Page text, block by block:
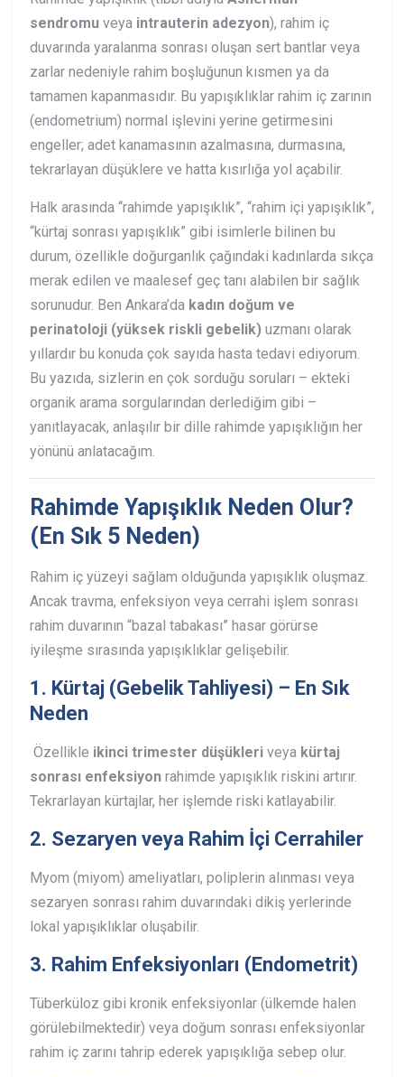
sendromu veya intrauterin adezyon), rahim iç
duvarında yaralanma sonrası oluşan sert bantlar veya
zarlar nedeniyle rahim boşluğunun kısmen ya da
tamamen kapanmasıdır. Bu yapışıklıklar rahim iç zarının
(endometrium) normal işlevini yerine getirmesini
engeller; adet kanamasının azalmasına, durmasına,
tekrarlayan düşüklere ve hatta kısırlığa yol açabilir.
Halk arasında “rahimde yapışıklık”, “rahim içi yapışıklık”,
“kürtaj sonrası yapışıklık” gibi isimlerle bilinen bu
durum, özellikle doğurganlık çağındaki kadınlarda sıkça
merak edilen ve maalesef geç tanı alabilen bir sağlık
sorunudur. Ben Ankara’da kadın doğum ve
perinatoloji (yüksek riskli gebelik) uzmanı olarak
yıllardır bu konuda çok sayıda hasta tedavi ediyorum.
Bu yazıda, sizlerin en çok sorduğu soruları – ekteki
organik arama sorgularından derlediğim gibi –
yanıtlayacak, anlaşılır bir dille rahimde yapışıklığın her
yönünü anlatacağım.
Rahimde Yapışıklık Neden Olur?
(En Sık 5 Neden)
Rahim iç yüzeyi sağlam olduğunda yapışıklık oluşmaz.
Ancak travma, enfeksiyon veya cerrahi işlem sonrası
rahim duvarının “bazal tabakası” hasar görürse
iyileşme sırasında yapışıklıklar gelişebilir.
1. Kürtaj (Gebelik Tahliyesi) – En Sık
Neden
Özellikle ikinci trimester düşükleri veya kürtaj
sonrası enfeksiyon rahimde yapışıklık riskini artırır.
Tekrarlayan kürtajlar, her işlemde riski katlayabilir.
2. Sezaryen veya Rahim İçi Cerrahiler
Myom (miyom) ameliyatları, poliplerin alınması veya
sezaryen sonrası rahim duvarındaki dikiş yerlerinde
lokal yapışıklıklar oluşabilir.
3. Rahim Enfeksiyonları (Endometrit)
Tüberküloz gibi kronik enfeksiyonlar (ülkemde halen
görülebilmektedir) veya doğum sonrası enfeksiyonlar
rahim iç zarını tahrip ederek yapışıklığa sebep olur.